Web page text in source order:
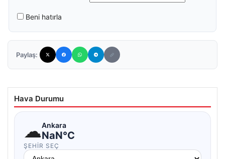
Beni hatırla
Paylaş:
Hava Durumu
☁Ankara
NaN°C
ŞEHIR SEÇ